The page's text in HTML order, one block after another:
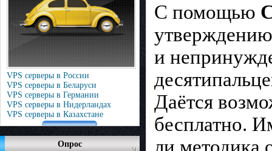
VPS серверы в России
VPS серверы в Беларуси
VPS серверы в Германии
VPS серверы в Нидерландах
VPS серверы в Казахстане
Опрос
С помощью
утверждению
и
Даётся
бесплатно.
ли методика